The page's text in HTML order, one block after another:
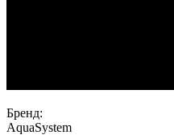
Бренд:
AquaSystem